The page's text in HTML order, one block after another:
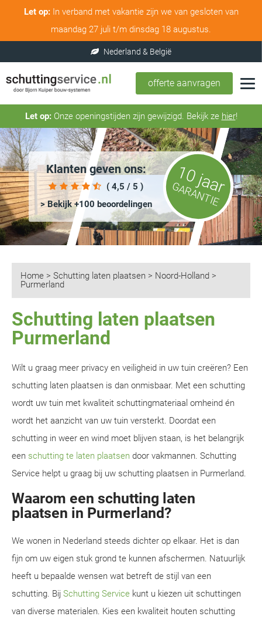
Let op:In verband met vakantie zijn we van gesloten van
maandag 27 juli t/m dinsdag 18 augustus.
offerte aanvragen
Let op:Onze openingstijden zijn gewijzigd. Bekijk ze hier!
Klanten geven ons:
( 4,5 / 5 )
> Bekijk +100 beoordelingen
10 jaar
GARANTIE
Home > Schutting laten plaatsen > Noord-Holland >
Purmerland
Schutting laten plaatsen
Purmerland
Wilt u graag meer privacy en veiligheid in uw tuin creëren? Een
schutting laten plaatsen is dan onmisbaar. Met een schutting
wordt uw tuin met kwaliteit schuttingmateriaal omheind én
wordt het aanzicht van uw tuin versterkt. Doordat een
schutting in weer en wind moet blijven staan, is het belangrijk
een schutting te laten plaatsen door vakmannen. Schutting
Service helpt u graag bij uw schutting plaatsen in Purmerland.
Waarom een schutting laten
plaatsen in Purmerland?
We wonen in Nederland steeds dichter op elkaar. Het is dan
fijn om uw eigen stuk grond te kunnen afschermen. Natuurlijk
heeft u bepaalde wensen wat betreft de stijl van een
schutting. Bij Schutting Service kunt u kiezen uit schuttingen
van diverse materialen. Kies een kwaliteit houten schutting